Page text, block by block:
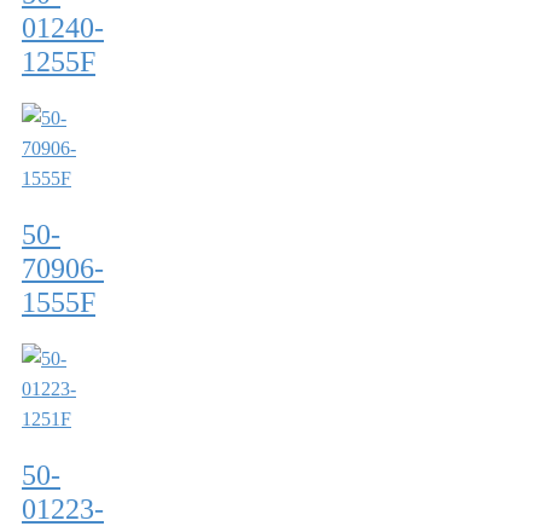
01240-
1255F
50-
70906-
1555F
50-
01223-